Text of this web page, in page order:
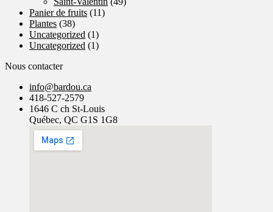
Panier de fruits (11)
Plantes (38)
Uncategorized (1)
Uncategorized (1)
Nous contacter
info@bardou.ca
418-527-2579
1646 C ch St-Louis
Québec, QC G1S 1G8